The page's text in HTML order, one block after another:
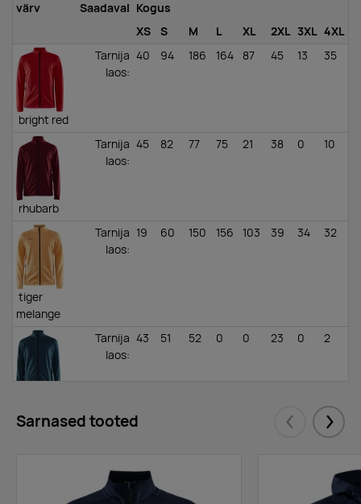
värv
Saadaval Kogus
XS
S M L XL 2XL 3XL 4XL
bright red
Tarnija
laos:
40 94 186 164 87 45 13 35
rhubarb
Tarnija
laos:
45 82 77 75 21 38 0 10
tiger
melange
Tarnija
laos:
19 60 150 156 103 39 34 32
Tarnija
laos:
43 51 52 0 0 23 0 2
Tarnija 152 180 124 83
Sarnased tooted Eelmised